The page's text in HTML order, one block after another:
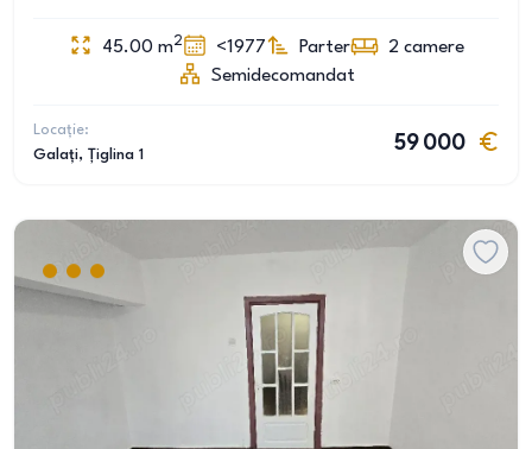
45.00 m2 <1977 Parter 2 camere
Semidecomandat
Locație:
Galați, Țiglina 1
59 000